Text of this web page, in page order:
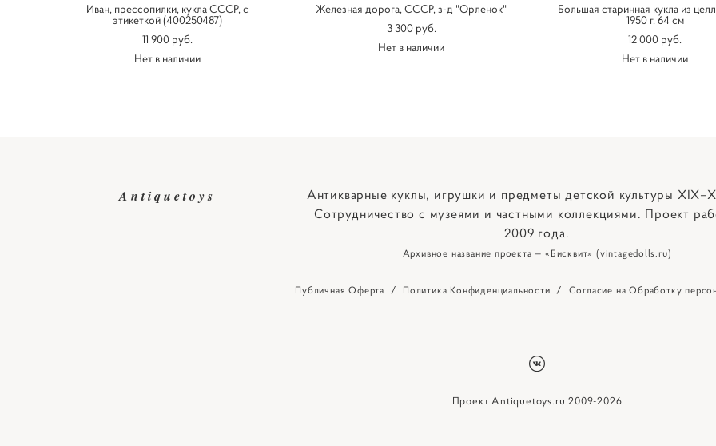
Иван, прессопилки, кукла СССР, с
этикеткой (400250487)
11 900 pуб.
Нет в наличии
Железная дорога, СССР, з-д "Орленок"
3 300 pуб.
Нет в наличии
Большая старинная кукла из
1950 г. 64 см
12 000 pуб.
Нет в наличии
Antiquetoys
Антикварные куклы, игрушки и предметы детской культуры
Сотрудничество с музеями и частными коллекциями. Проект
2009 года.
Архивное название проекта — «Бисквит» (vintagedolls.ru)
Публичная Оферта / Политика Конфиденциальности / Согласие на Обработку
Проект Antiquetoys.ru 2009-2026